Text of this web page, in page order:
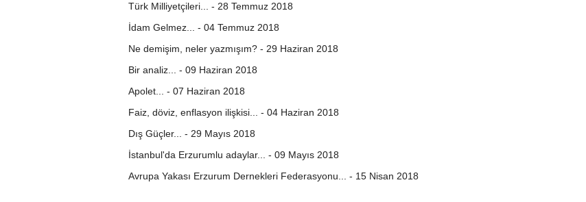
Türk Milliyetçileri... - 28 Temmuz 2018
İdam Gelmez... - 04 Temmuz 2018
Ne demişim, neler yazmışım? - 29 Haziran 2018
Bir analiz... - 09 Haziran 2018
Apolet... - 07 Haziran 2018
Faiz, döviz, enflasyon ilişkisi... - 04 Haziran 2018
Dış Güçler... - 29 Mayıs 2018
İstanbul'da Erzurumlu adaylar... - 09 Mayıs 2018
Avrupa Yakası Erzurum Dernekleri Federasyonu... - 15 Nisan 2018